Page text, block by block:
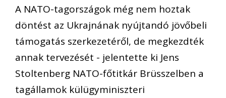
A NATO-tagországok még nem hoztak
döntést az Ukrajnának nyújtandó jövőbeli
támogatás szerkezetéről, de megkezdték
annak tervezését - jelentette ki Jens
Stoltenberg NATO-főtitkár Brüsszelben a
tagállamok külügyminiszteri